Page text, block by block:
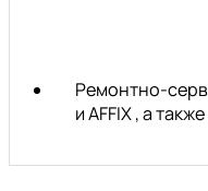
Ремонтно-
и AFFIX , а